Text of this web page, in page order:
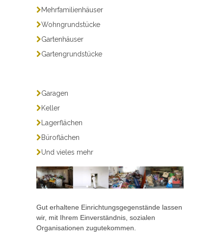
Mehrfamilienhäuser
Wohngrundstücke
Gartenhäuser
Gartengrundstücke
Garagen
Keller
Lagerflächen
Büroflächen
Und vieles mehr
Gut erhaltene Einrichtungsgegenstände lassen
wir, mit Ihrem Einverständnis, sozialen
Organisationen zugutekommen.